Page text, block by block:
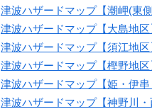
津波ハザードマップ【潮岬(東
津波ハザードマップ【大島地区
津波ハザードマップ【須江地区
津波ハザードマップ【樫野地区
津波ハザードマップ【姫・伊串
津波ハザードマップ【神野川・